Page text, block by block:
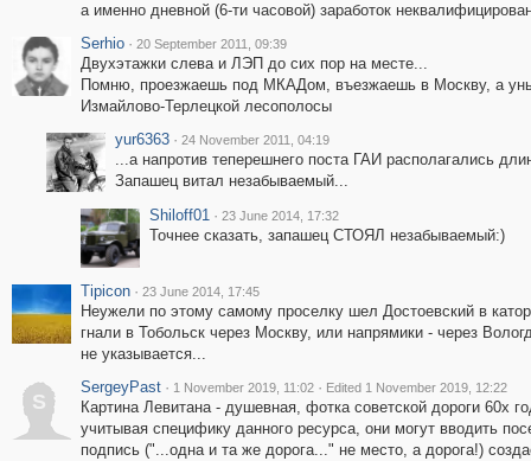
а именно дневной (6-ти часовой) заработок
Serhio · 20 September 2011, 09:39
Двухэтажки слева и ЛЭП до сих пор на месте...
Помню, проезжаешь под МКАДом, въезжаешь в Москву, а
Измайлово-Терлецкой лесополосы
yur6363 · 24 November 2011, 04:19
...а напротив теперешнего поста ГАИ располагались
Запашец витал незабываемый...
Shiloff01 · 23 June 2014, 17:32
Точнее сказать, запашец СТОЯЛ незабываемый:)
Tipicon · 23 June 2014, 17:45
Неужели по этому самому проселку шел Достоевский в
гнали в Тобольск через Москву, или напрямики - через
не указывается...
S
SergeyPast · 1 November 2019, 11:02 · Edited 1 November 2019, 12:22
Картина Левитана - душевная, фотка советской дороги 60х
учитывая специфику данного ресурса, они могут вводить
подпись ("...одна и та же дорога..." не место, а дорога!)